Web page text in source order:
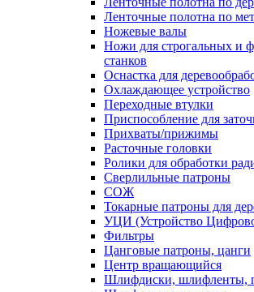
Ленточные полотна по
Ножевые валы
Ножи для строгальных и
станков
Оснастка для
Охлаждающее устройство
Переходные втулки
Приспособление для
Прихваты/прижимы
Расточные головки
Ролики для обработки
Сверлильные патроны
СОЖ
Токарные патроны для
УЦИ (Устройство
Фильтры
Цанговые патроны, цанги
Центр вращающийся
Шлифдиски, шлифленты,